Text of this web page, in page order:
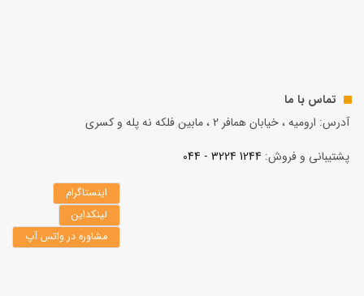
تماس با ما
آدرس: ارومیه ، خیابان همافر 2 ، مابين فلكه نه پله و کسری
پشتیبانی و فروش: 1244 3224 - 044
اینستاگرام
لینکداین
مشاوره در واتس آپ